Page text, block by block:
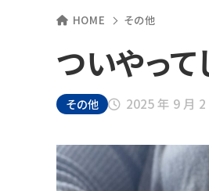
HOME その他
ついやって
2025 年 9 月 2
その他